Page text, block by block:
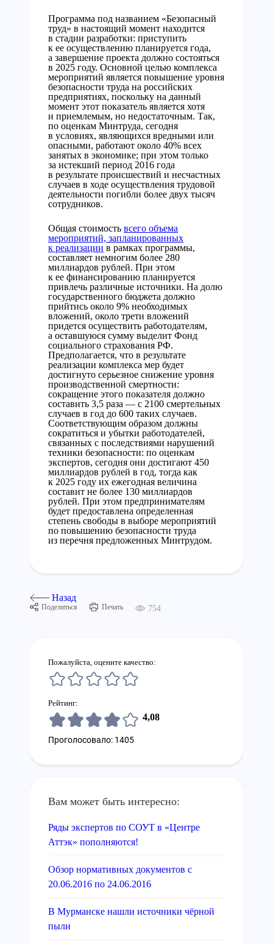
Программа под названием «Безопасный
труд» в настоящий момент находится
в стадии разработки: приступить
к ее осуществлению планируется года,
а завершение проекта должно состояться
в 2025 году. Основной целью комплекса
мероприятий является повышение уровня
безопасности труда на российских
предприятиях, поскольку на данный
момент этот показатель является хотя
и приемлемым, но недостаточным. Так,
по оценкам Минтруда, сегодня
в условиях, являющихся вредными или
опасными, работают около 40% всех
занятых в экономике; при этом только
за истекший период 2016 года
в результате происшествий и несчастных
случаев в ходе осуществления трудовой
деятельности погибли более двух тысяч
сотрудников.
Общая стоимость всего объема
мероприятий, запланированных
к реализации в рамках программы,
составляет немногим более 280
миллиардов рублей. При этом
к ее финансированию планируется
привлечь различные источники. На долю
государственного бюджета должно
прийтись около 9% необходимых
вложений, около трети вложений
придется осуществить работодателям,
а оставшуюся сумму выделит Фонд
социального страхования РФ.
Предполагается, что в результате
реализации комплекса мер будет
достигнуто серьезное снижение уровня
производственной смертности:
сокращение этого показателя должно
составить 3,5 раза — с 2100 смертельных
случаев в год до 600 таких случаев.
Соответствующим образом должны
сократиться и убытки работодателей,
связанных с последствиями нарушений
техники безопасности: по оценкам
экспертов, сегодня они достигают 450
миллиардов рублей в год, тогда как
к 2025 году их ежегодная величина
составит не более 130 миллиардов
рублей. При этом предпринимателям
будет предоставлена определенная
степень свободы в выборе мероприятий
по повышению безопасности труда
из перечня предложенных Минтрудом.
Назад
Поделиться Печать 754
Пожалуйста, оцените качество:
Рейтинг:
4,08
Проголосовало: 1405
Вам может быть интересно:
Ряды экспертов по СОУТ в «Центре
Аттэк» пополняются!
Обзор нормативных документов с
20.06.2016 по 24.06.2016
В Мурманске нашли источники чёрной
пыли